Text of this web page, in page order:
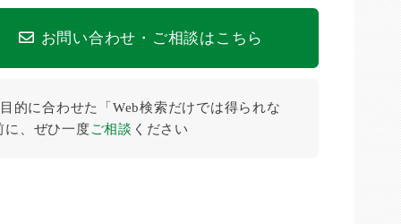
お問い合わせ・ご相談はこちら
的に合わせた「Web検索だけでは得られな
に、ぜひ⼀度ご相談 ください